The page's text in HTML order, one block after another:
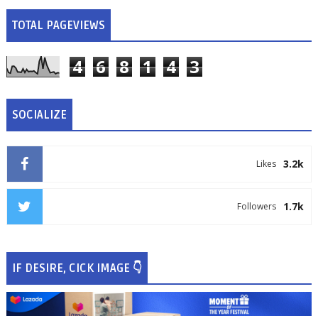
TOTAL PAGEVIEWS
4 6 8 1 4 3
SOCIALIZE
3.2k
Likes
1.7k
Followers
IF DESIRE, CICK IMAGE 👇